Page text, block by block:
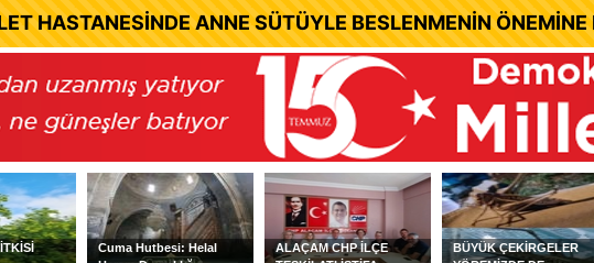
HASTANESİNDE ANNE SÜTÜYLE BESLENMENİN ÖNEMİNE
Hutbesi: Helal
ALAÇAM CHP İLÇE
BÜYÜK ÇEKİRGELER
ALAÇAMLI